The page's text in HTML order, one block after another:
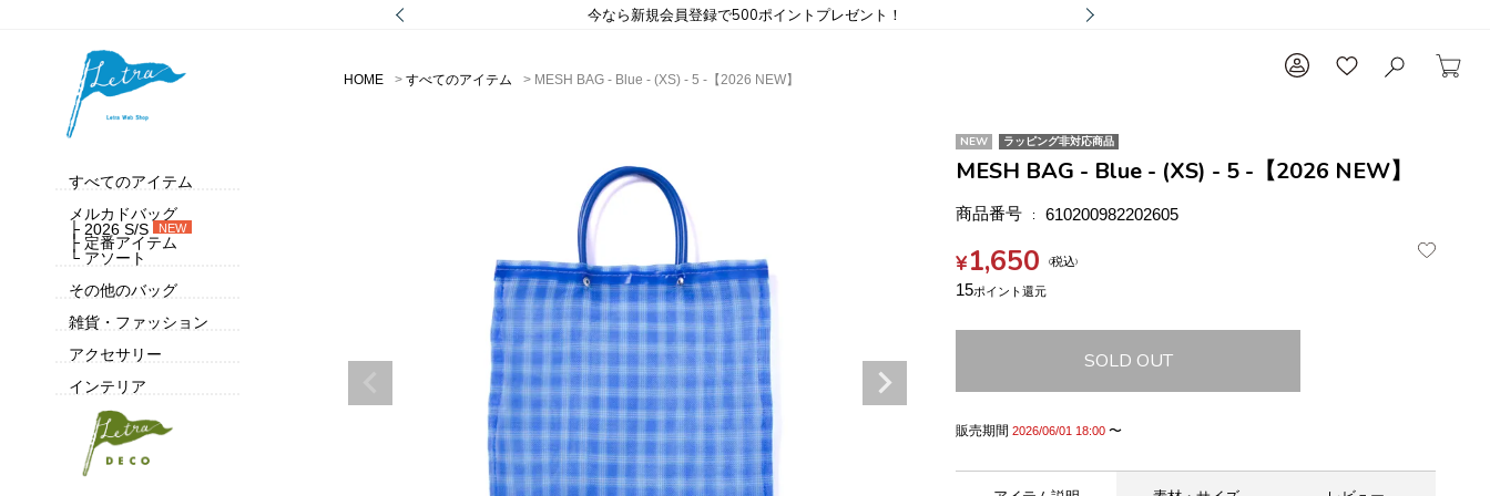
今なら新規会員登録で500ポイントプレゼント！
すべてのアイテム
メルカドバッグ
├ 2026 S/S
NEW
├ 定番アイテム
└ アソート
その他のバッグ
雑貨・ファッション
アクセサリー
インテリア
HOME すべてのアイテム MESH BAG - Blue - (XS) - 5 -【2026 NEW】
NEW ラッピング非対応商品
MESH BAG - Blue - (XS) - 5 -【2026 NEW】
商品番号 610200982202605
¥1,650 税込
15
SOLD OUT
販売期間 2026/06/01 18:00 〜